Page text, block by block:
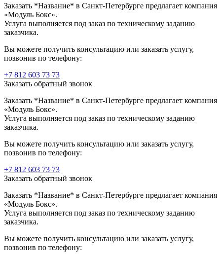
Заказать *Название* в Санкт-Петербурге предлагает компания
«Модуль Бокс».
Услуга выполняется под заказ по техническому заданию
заказчика.
Вы можете получить консультацию или заказать услугу,
позвонив по телефону:
+7 812 603 73 73
Заказать обратный звонок
Заказать *Название* в Санкт-Петербурге предлагает компания
«Модуль Бокс».
Услуга выполняется под заказ по техническому заданию
заказчика.
Вы можете получить консультацию или заказать услугу,
позвонив по телефону:
+7 812 603 73 73
Заказать обратный звонок
Заказать *Название* в Санкт-Петербурге предлагает компания
«Модуль Бокс».
Услуга выполняется под заказ по техническому заданию
заказчика.
Вы можете получить консультацию или заказать услугу,
позвонив по телефону: